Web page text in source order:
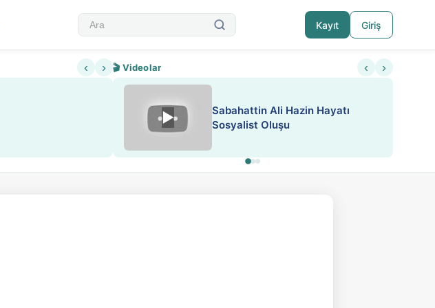
Kayıt Giriş
‹ ›
Nadir içeriklere kısıtlama ve kredi sistemi
🎬 Videolar ‹ ›
▶
Sabahattin Ali Hazin Hayatı
Sosyalist Oluşu